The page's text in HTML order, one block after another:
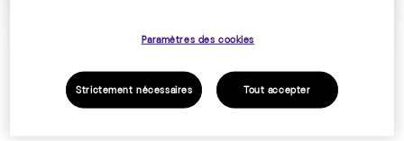
DES MODULES DE FORMATIONS
Paramètres des cookies
Strictement nécessaires Tout accepter